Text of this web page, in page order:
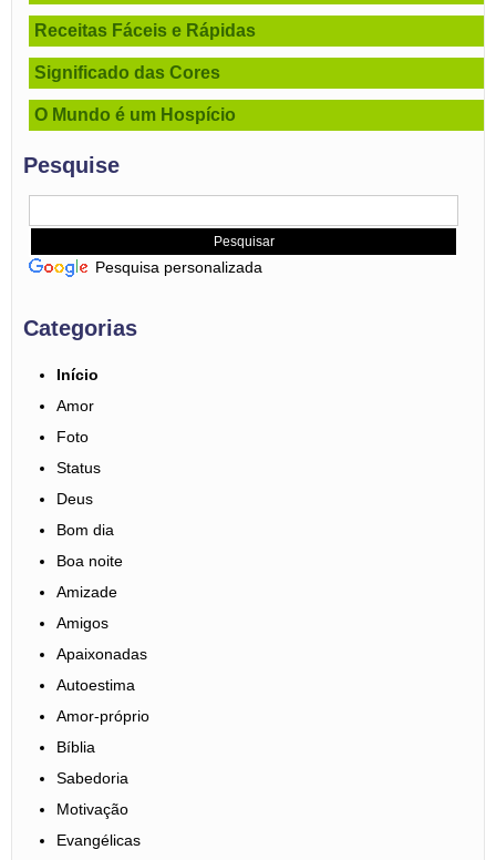
Receitas Fáceis e Rápidas
Significado das Cores
O Mundo é um Hospício
Pesquise
Pesquisa personalizada
Categorias
Início
Amor
Foto
Status
Deus
Bom dia
Boa noite
Amizade
Amigos
Apaixonadas
Autoestima
Amor-próprio
Bíblia
Sabedoria
Motivação
Evangélicas